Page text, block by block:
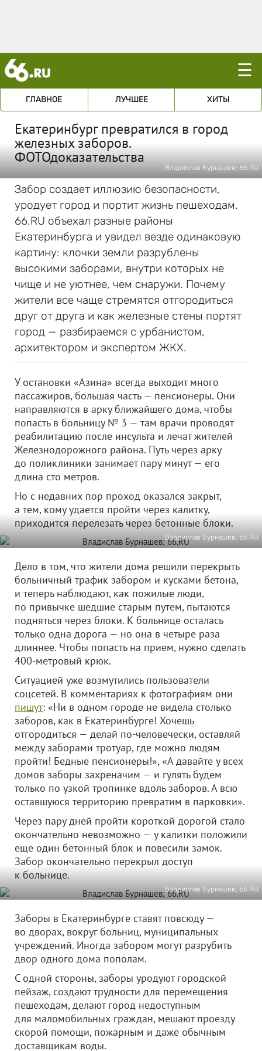
☰
ГЛАВНОЕ ЛУЧШЕЕ ХИТЫ
Екатеринбург превратился в город
железных заборов.
ФОТОдоказательства
Владислав Бурнашев; 66.RU
Забор создает иллюзию безопасности,
уродует город и портит жизнь пешеходам.
66.RU объехал разные районы
Екатеринбурга и увидел везде одинаковую
картину: клочки земли разрублены
высокими заборами, внутри которых не
чище и не уютнее, чем снаружи. Почему
жители все чаще стремятся отгородиться
друг от друга и как железные стены портят
город — разбираемся с урбанистом,
архитектором и экспертом ЖКХ.
У остановки «Азина» всегда выходит много
пассажиров, большая часть — пенсионеры. Они
направляются в арку ближайшего дома, чтобы
попасть в больницу № 3 — там врачи проводят
реабилитацию после инсульта и лечат жителей
Железнодорожного района. Путь через арку
до поликлиники занимает пару минут — его
длина сто метров.
Но с недавних пор проход оказался закрыт,
а тем, кому удается пройти через калитку,
приходится перелезать через бетонные блоки.
Владислав Бурнашев; 66.RU
Дело в том, что жители дома решили перекрыть
больничный трафик забором и кусками бетона,
и теперь наблюдают, как пожилые люди,
по привычке шедшие старым путем, пытаются
подняться через блоки. К больнице осталась
только одна дорога — но она в четыре раза
длиннее. Чтобы попасть на прием, нужно сделать
400-метровый крюк.
Ситуацией уже возмутились пользователи
соцсетей. В комментариях к фотографиям они
пишут: «Ни в одном городе не видела столько
заборов, как в Екатеринбурге! Хочешь
отгородиться — делай по-человечески, оставляй
между заборами тротуар, где можно людям
пройти! Бедные пенсионеры!», «А давайте у всех
домов заборы захреначим — и гулять будем
только по узкой тропинке вдоль заборов. А всю
оставшуюся территорию превратим в парковки».
Через пару дней пройти короткой дорогой стало
окончательно невозможно — у калитки положили
еще один бетонный блок и повесили замок.
Забор окончательно перекрыл доступ
к больнице.
Владислав Бурнашев; 66.RU
Заборы в Екатеринбурге ставят повсюду —
во дворах, вокруг больниц, муниципальных
учреждений. Иногда забором могут разрубить
двор одного дома пополам.
С одной стороны, заборы уродуют городской
пейзаж, создают трудности для перемещения
пешеходам, делают город недоступным
для маломобильных граждан, мешают проезду
скорой помощи, пожарным и даже обычным
доставщикам воды.